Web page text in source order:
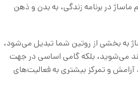
در برنامه زندگی، به بدن و ذهن
به بخشی از روتین شما تبدیل می‌شود،
می‌شوید، بلکه گامی اساسی در جهت
آرامش و تمرکز بیشتری به فعالیت‌های